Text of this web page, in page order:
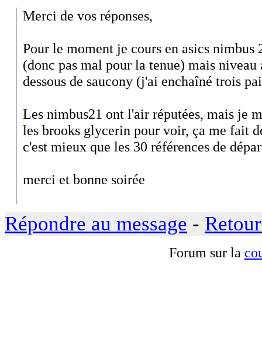
Merci de vos réponses,
Pour le moment je cours en asics
(donc pas mal pour la tenue) mais
dessous de saucony (j'ai enchaîné trois
Les nimbus21 ont l'air réputées, mais je
les brooks glycerin pour voir, ça me fait
c'est mieux que les 30 références de
merci et bonne soirée
Répondre au message -
Forum sur la